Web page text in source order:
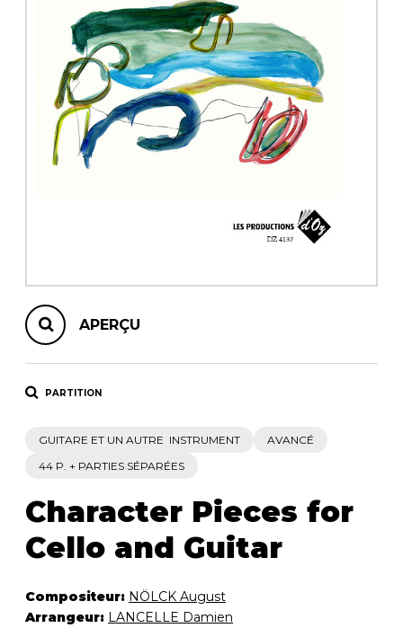
AUTRES PRODUITS
APERÇU
PARTITION
GUITARE ET UN AUTRE INSTRUMENT
AVANCÉ
44 P. + PARTIES SÉPARÉES
Character Pieces for
Cello and Guitar
Compositeur: NÖLCK August
Arrangeur: LANCELLE Damien